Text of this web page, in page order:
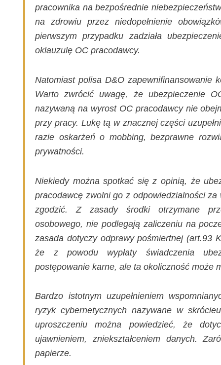
pracownika na bezpośrednie
na zdrowiu przez niedopełnienie
pierwszym przypadku zadziała
oklauzulę OC pracodawcy.
Natomiast polisa D&O zapewnifinansowanie
Warto zwrócić uwagę, że ubezpieczenie
nazywaną na wyrost OC pracodawcy nie
przy pracy. Lukę tą w znacznej części
razie oskarżeń o mobbing, bezprawne
prywatności.
Niekiedy można spotkać się z opinią, że
pracodawcę zwolni go z odpowiedzialności
zgodzić. Z zasady środki otrzymane
osobowego, nie podlegają zaliczeniu na
zasada dotyczy odprawy pośmiertnej (art.93
że z powodu wypłaty świadczenia
postępowanie karne, ale ta okoliczność może
Bardzo istotnym uzupełnieniem
ryzyk cybernetycznych nazywane w
uproszczeniu można powiedzieć, że
ujawnieniem, zniekształceniem danych.
papierze.